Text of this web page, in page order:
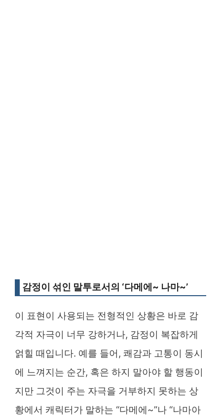
감정이 섞인 말투로서의 ‘다메에~ 나마~’
이 표현이 사용되는 전형적인 상황은 바로 감
각적 자극이 너무 강하거나, 감정이 복잡하게
얽힐 때입니다. 예를 들어, 쾌감과 고통이 동시
에 느껴지는 순간, 혹은 하지 말아야 할 행동이
지만 그것이 주는 자극을 거부하지 못하는 상
황에서 캐릭터가 말하는 “다메에~”나 “나마아